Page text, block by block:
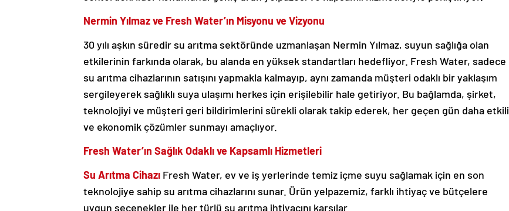
Nermin Yılmaz ve Fresh Water’ın Misyonu ve Vizyonu
30 yılı aşkın süredir su arıtma sektöründe uzmanlaşan Nermin Yılmaz, suyun sağlığa olan
etkilerinin farkında olarak, bu alanda en yüksek standartları hedefliyor. Fresh Water, sadece
su arıtma cihazlarının satışını yapmakla kalmayıp, aynı zamanda müşteri odaklı bir yaklaşım
sergileyerek sağlıklı suya ulaşımı herkes için erişilebilir hale getiriyor. Bu bağlamda, şirket,
teknolojiyi ve müşteri geri bildirimlerini sürekli olarak takip ederek, her geçen gün daha etkili
ve ekonomik çözümler sunmayı amaçlıyor.
Fresh Water’ın Sağlık Odaklı ve Kapsamlı Hizmetleri
Su Arıtma Cihazı Fresh Water, ev ve iş yerlerinde temiz içme suyu sağlamak için en son
teknolojiye sahip su arıtma cihazlarını sunar. Ürün yelpazemiz, farklı ihtiyaç ve bütçelere
uygun seçenekler ile her türlü su arıtma ihtiyacını karşılar.